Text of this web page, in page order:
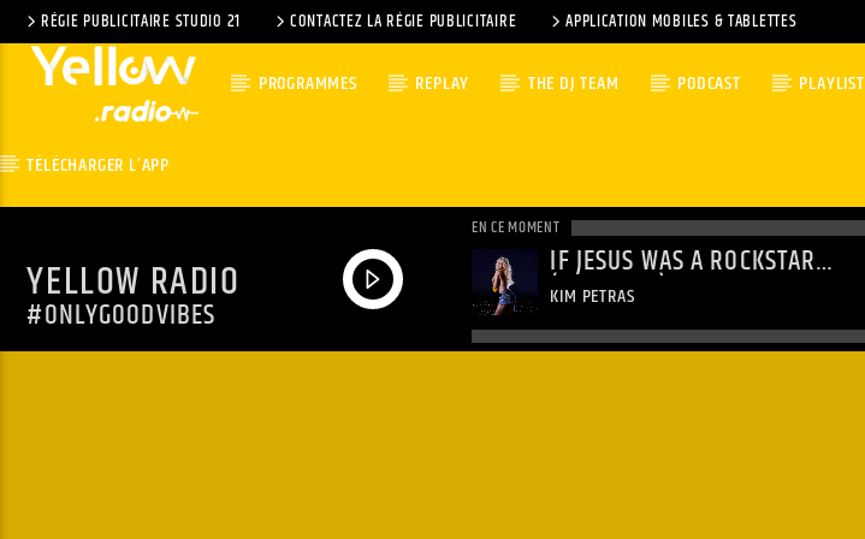
RÉGIE PUBLICITAIRE STUDIO 21 CONTACTEZ LA RÉGIE PUBLICITAIRE APPLICATION MOBILES & TABLETTES
PROGRAMMES REPLAY THE DJ TEAM PODCAST PLAYLIST
TÉLÉCHARGER L’APP
YELLOW RADIO
#ONLYGOODVIBES
EN CE MOMENT
IF JESUS WAS A ROCKSTAR
(ACOUSTIC)
KIM PETRAS